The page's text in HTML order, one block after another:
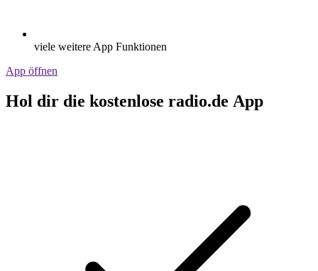
viele weitere App Funktionen
App öffnen
Hol dir die kostenlose radio.de App